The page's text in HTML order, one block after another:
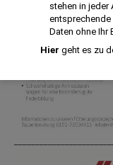
stehen in jeder
entsprechende
Daten ohne Ihr
Hier geht es zu